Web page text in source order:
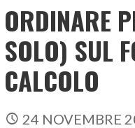
ORDINARE
SOLO) SUL
CALCOLO
24 NOVEMBRE